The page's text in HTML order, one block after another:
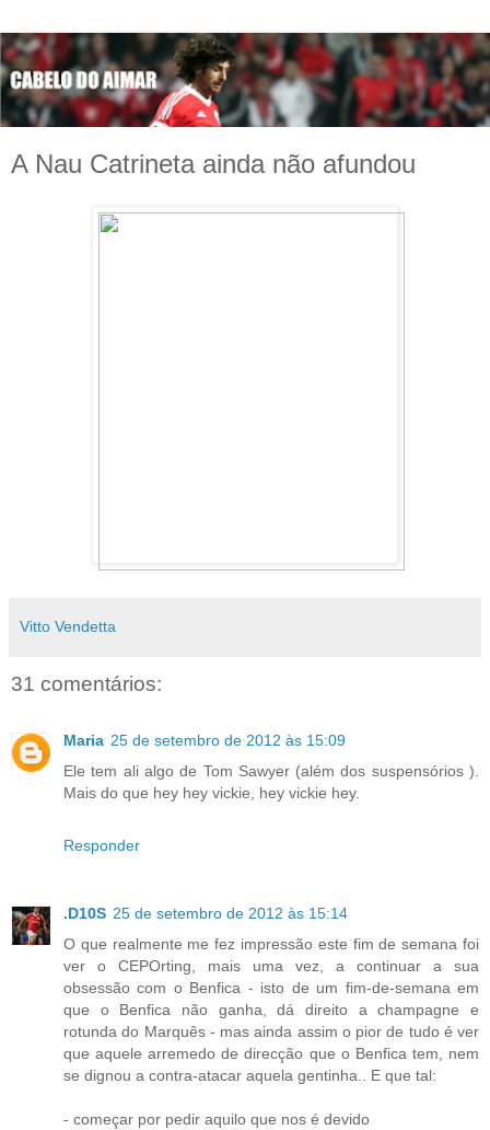
A Nau Catrineta ainda não afundou
Vitto Vendetta
31 comentários:
Maria 25 de setembro de 2012 às 15:09
Ele tem ali algo de Tom Sawyer (além dos suspensórios ).
Mais do que hey hey vickie, hey vickie hey.
Responder
.D10S 25 de setembro de 2012 às 15:14
O que realmente me fez impressão este fim de semana foi
ver o CEPOrting, mais uma vez, a continuar a sua
obsessão com o Benfica - isto de um fim-de-semana em
que o Benfica não ganha, dá direito a champagne e
rotunda do Marquês - mas ainda assim o pior de tudo é ver
que aquele arremedo de direcção que o Benfica tem, nem
se dignou a contra-atacar aquela gentinha.. E que tal:
- começar por pedir aquilo que nos é devido